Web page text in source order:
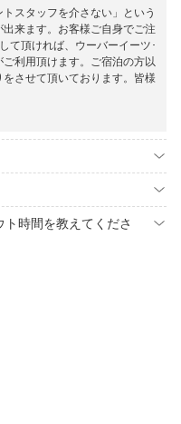
スタッフを介さない」という
来ます。お客様ご自身でご注
て頂ければ、ウーバーイーツ･
利用頂けます。ご宿泊の方以
させて頂いております。皆様
時間を教えてくださ